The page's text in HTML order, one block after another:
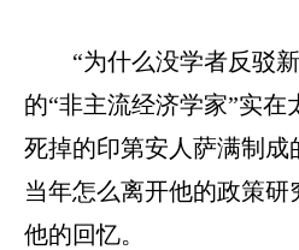
“为什么没学者反驳
的“非主流经济学家”实在
死掉的印第安人萨满制成
当年怎么离开他的政策
他的回忆。